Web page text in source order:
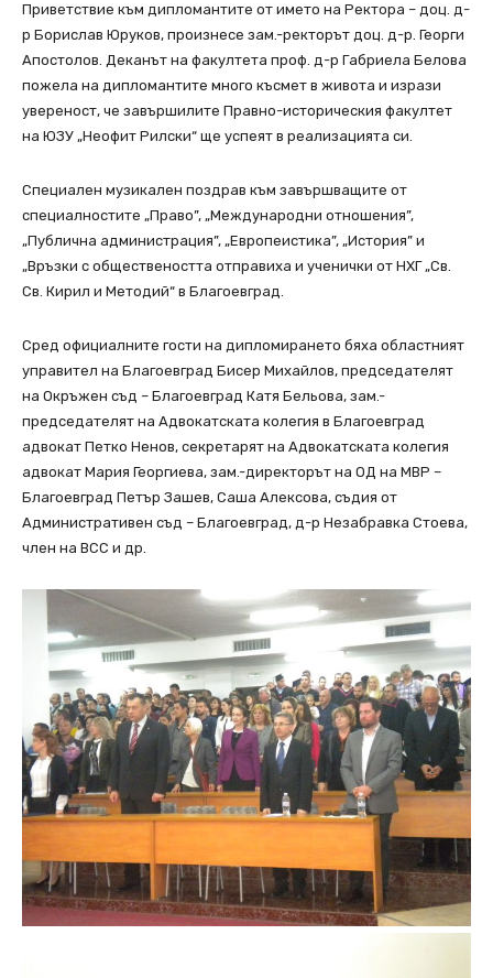
Приветствие към дипломантите от името на Ректора – доц. д-
р Борислав Юруков, произнесе зам.-ректорът доц. д-р. Георги
Апостолов. Деканът на факултета проф. д-р Габриела Белова
пожела на дипломантите много късмет в живота и изрази
увереност, че завършилите Правно-историческия факултет
на ЮЗУ „Неофит Рилски“ ще успеят в реализацията си.
Специален музикален поздрав към завършващите от
специалностите „Право”, „Международни отношения”,
„Публична администрация”, „Европеистика”, „История” и
„Връзки с обществеността отправиха и ученички от НХГ „Св.
Св. Кирил и Методий“ в Благоевград.
Сред официалните гости на дипломирането бяха областният
управител на Благоевград Бисер Михайлов, председателят
на Окръжен съд – Благоевград Катя Бельова, зам.-
председателят на Адвокатската колегия в Благоевград
адвокат Петко Ненов, секретарят на Адвокатската колегия
адвокат Мария Георгиева, зам.-директорът на ОД на МВР –
Благоевград Петър Зашев, Саша Алексова, съдия от
Административен съд – Благоевград, д-р Незабравка Стоева,
член на ВСС и др.